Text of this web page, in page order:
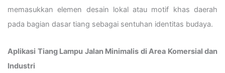
memasukkan elemen desain lokal atau motif khas daerah
pada bagian dasar tiang sebagai sentuhan identitas budaya.
Aplikasi Tiang Lampu Jalan Minimalis di Area Komersial dan
Industri